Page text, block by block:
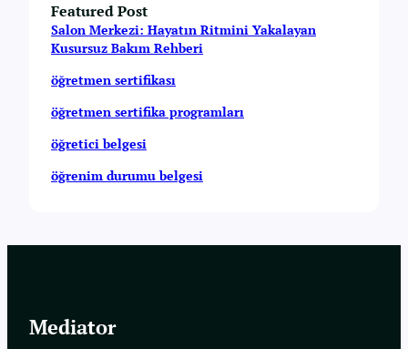
Featured Post
Salon Merkezi: Hayatın Ritmini Yakalayan
Kusursuz Bakım Rehberi
öğretmen sertifikası
öğretmen sertifika programları
öğretici belgesi
öğrenim durumu belgesi
Mediator